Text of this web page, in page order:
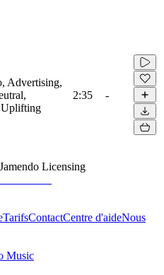
Advertising,
Uplifting
2:35 -
Jamendo Licensing
TarifsContactCentre d'aideNous
Music